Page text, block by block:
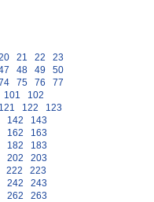
21 22
23
48 49
50
75 76
77
101
102
121 122
123
142
143
162
163
182
183
202
203
222
223
242
243
262
263